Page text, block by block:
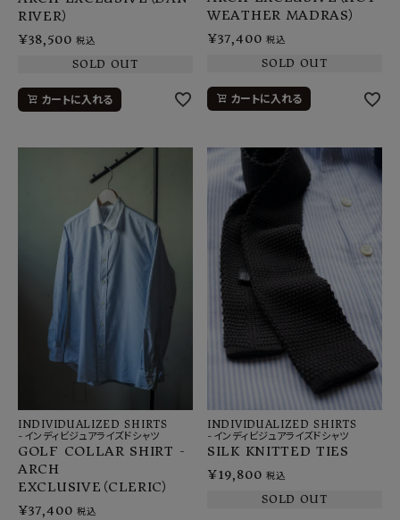
RIVER）
¥38,500 税込
SOLD OUT
カートに入れる
WEATHER MADRAS）
¥37,400 税込
SOLD OUT
カートに入れる
INDIVIDUALIZED SHIRTS
-インディビジュアライズドシャツ
GOLF COLLAR SHIRT -
ARCH
EXCLUSIVE（CLERIC）
¥37,400 税込
INDIVIDUALIZED SHIRTS
-インディビジュアライズドシャツ
SILK KNITTED TIES
¥19,800 税込
SOLD OUT